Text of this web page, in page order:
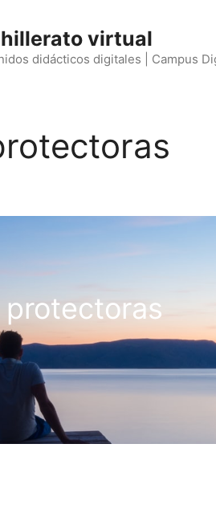
virtual
didácticos digitales | Campus